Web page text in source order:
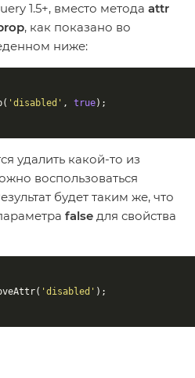
1.5+, вместо метода attr
, как показано во
ниже:
'disabled' , true);
удалить какой-то из
воспользоваться
будет таким же, что
false для свойства
'disabled' );